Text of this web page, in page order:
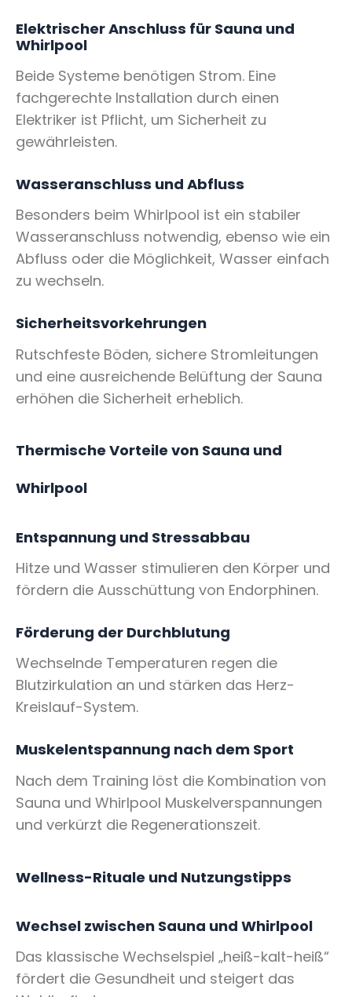
Elektrischer Anschluss für Sauna und
Whirlpool
Beide Systeme benötigen Strom. Eine
fachgerechte Installation durch einen
Elektriker ist Pflicht, um Sicherheit zu
gewährleisten.
Wasseranschluss und Abfluss
Besonders beim Whirlpool ist ein stabiler
Wasseranschluss notwendig, ebenso wie ein
Abfluss oder die Möglichkeit, Wasser einfach
zu wechseln.
Sicherheitsvorkehrungen
Rutschfeste Böden, sichere Stromleitungen
und eine ausreichende Belüftung der Sauna
erhöhen die Sicherheit erheblich.
Thermische Vorteile von Sauna und
Whirlpool
Entspannung und Stressabbau
Hitze und Wasser stimulieren den Körper und
fördern die Ausschüttung von Endorphinen.
Förderung der Durchblutung
Wechselnde Temperaturen regen die
Blutzirkulation an und stärken das Herz-
Kreislauf-System.
Muskelentspannung nach dem Sport
Nach dem Training löst die Kombination von
Sauna und Whirlpool Muskelverspannungen
und verkürzt die Regenerationszeit.
Wellness-Rituale und Nutzungstipps
Wechsel zwischen Sauna und Whirlpool
Das klassische Wechselspiel „heiß-kalt-heiß“
fördert die Gesundheit und steigert das